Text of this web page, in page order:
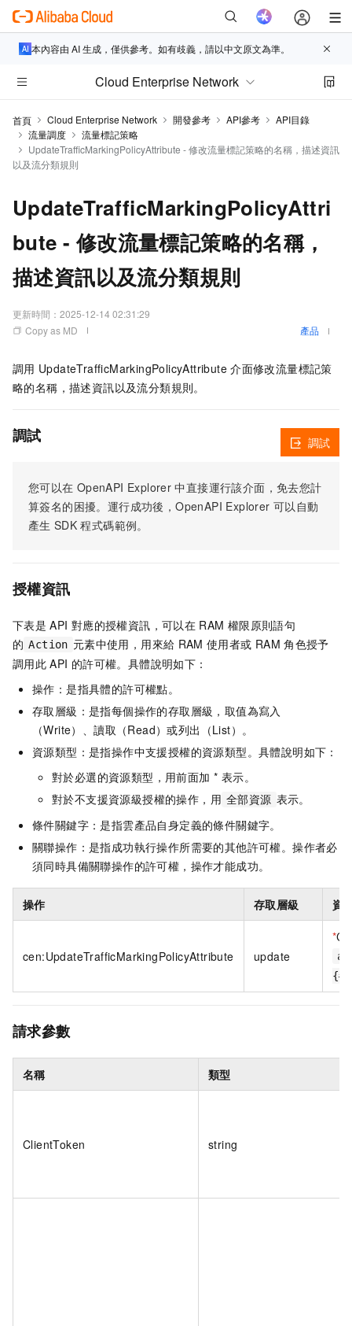
本內容由 AI 生成，僅供參考。如有歧義，請以中文原文為準。
Cloud Enterprise Network
首頁 Cloud Enterprise Network 開發參考 API參考
API目錄
流量調度
流量標記策略
UpdateTrafficMarkingPolicyAttribute - 修改流量標記策略的名稱，描述資訊
以及流分類規則
UpdateTrafficMarkingPolicyAttri
bute - 修改流量標記策略的名稱，
描述資訊以及流分類規則
更新時間： 2025-12-14 02:31:29
Copy as MD
產品
調用 UpdateTrafficMarkingPolicyAttribute 介面修改流量標記策
略的名稱，描述資訊以及流分類規則。
調試
您可以在 OpenAPI Explorer 中直接運行該介面，免去您計
算簽名的困擾。運行成功後，OpenAPI Explorer 可以自動
產生 SDK 程式碼範例。
調試
授權資訊
下表是 API 對應的授權資訊，可以在 RAM 權限原則語句
的 Action 元素中使用，用來給 RAM 使用者或 RAM 角色授予
調用此 API 的許可權。具體說明如下：
操作：是指具體的許可權點。
存取層級：是指每個操作的存取層級，取值為寫入
（Write）、讀取（Read）或列出（List）。
資源類型：是指操作中支援授權的資源類型。具體說明如下：
對於必選的資源類型，用前面加 * 表示。
對於不支援資源級授權的操作，用 全部資源 表示。
條件關鍵字：是指雲產品自身定義的條件關鍵字。
關聯操作：是指成功執行操作所需要的其他許可權。操作者必
須同時具備關聯操作的許可權，操作才能成功。
操作 存取層級 資
cen:UpdateTrafficMarkingPolicyAttribute update
*
請求參數
名稱 類型
ClientToken string